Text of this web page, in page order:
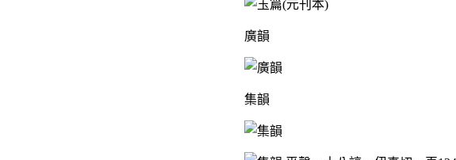
廣韻
集韻